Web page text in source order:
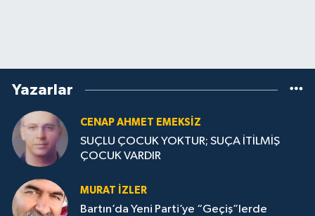
Yazarlar
CENAP AHMET EMEKSİZ
SUÇLU ÇOCUK YOKTUR; SUÇA İTİLMİŞ
ÇOCUK VARDIR
MURAT İZLER
Bartın’da Yeni Parti’ye “Geçiş”lerde